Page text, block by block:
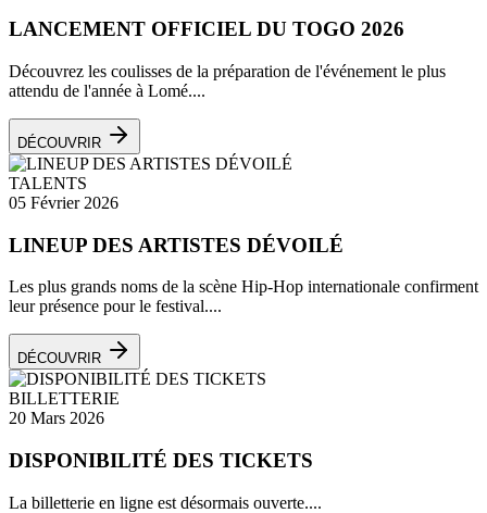
LANCEMENT OFFICIEL DU TOGO 2026
Découvrez les coulisses de la préparation de l'événement le plus
attendu de l'année à Lomé....
DÉCOUVRIR
TALENTS
05 Février 2026
LINEUP DES ARTISTES DÉVOILÉ
Les plus grands noms de la scène Hip-Hop internationale confirment
leur présence pour le festival....
DÉCOUVRIR
BILLETTERIE
20 Mars 2026
DISPONIBILITÉ DES TICKETS
La billetterie en ligne est désormais ouverte....